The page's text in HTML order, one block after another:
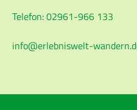
Telefon: 02961-966 133
info
erlebniswelt-